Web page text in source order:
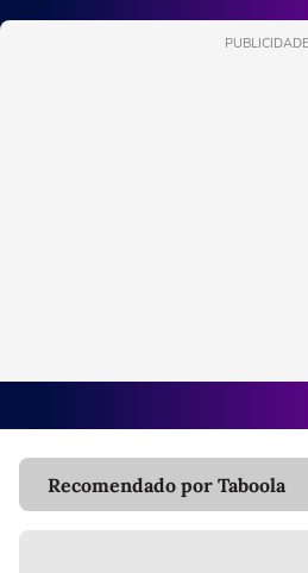
PUBLICIDADE
Recomendado por Taboola